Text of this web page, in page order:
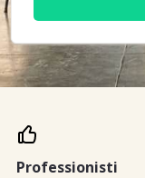
Professionisti